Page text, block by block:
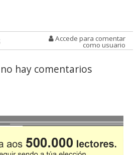
Accede para comentar
como usuario
hay comentarios